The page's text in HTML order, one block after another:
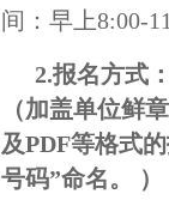
间：早上8:00-
2.报名方式
（加盖单位鲜
及PDF等格式
号码”命名。 ）